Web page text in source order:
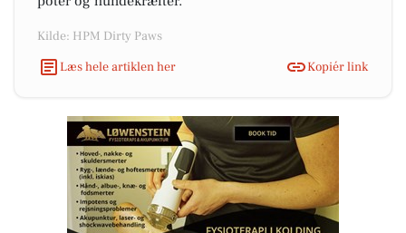
Kilde: HPM Dirty Paws
Læs hele artiklen her
Kopiér link